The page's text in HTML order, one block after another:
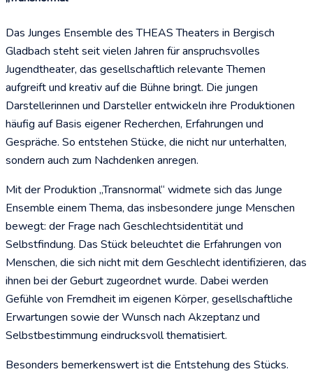
Das Junges Ensemble des THEAS Theaters in Bergisch
Gladbach steht seit vielen Jahren für anspruchsvolles
Jugendtheater, das gesellschaftlich relevante Themen
aufgreift und kreativ auf die Bühne bringt. Die jungen
Darstellerinnen und Darsteller entwickeln ihre Produktionen
häufig auf Basis eigener Recherchen, Erfahrungen und
Gespräche. So entstehen Stücke, die nicht nur unterhalten,
sondern auch zum Nachdenken anregen.
Mit der Produktion „Transnormal“ widmete sich das Junge
Ensemble einem Thema, das insbesondere junge Menschen
bewegt: der Frage nach Geschlechtsidentität und
Selbstfindung. Das Stück beleuchtet die Erfahrungen von
Menschen, die sich nicht mit dem Geschlecht identifizieren, das
ihnen bei der Geburt zugeordnet wurde. Dabei werden
Gefühle von Fremdheit im eigenen Körper, gesellschaftliche
Erwartungen sowie der Wunsch nach Akzeptanz und
Selbstbestimmung eindrucksvoll thematisiert.
Besonders bemerkenswert ist die Entstehung des Stücks.